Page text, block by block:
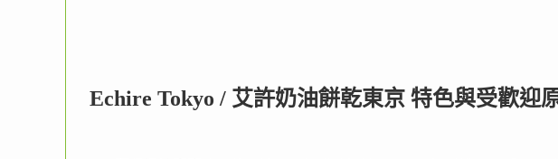
Echire Tokyo / 艾許奶油餅乾東京 特色與受歡迎